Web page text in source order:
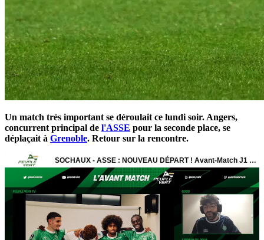
Un match très important se déroulait ce lundi soir. Angers,
concurrent principal de l'ASSE pour la seconde place, se
déplaçait à Grenoble. Retour sur la rencontre.